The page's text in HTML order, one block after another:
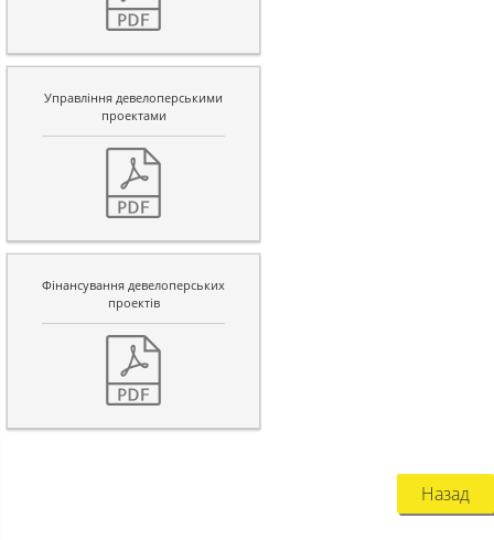
Управління девелоперськими
проектами
Фінансування девелоперських
проектів
Назад